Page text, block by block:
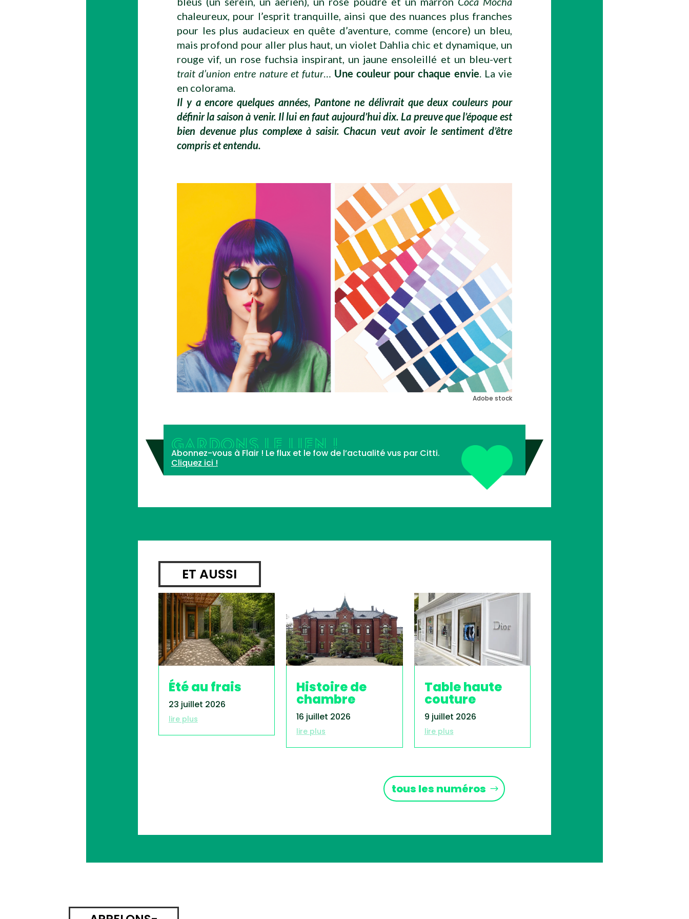
chaleureux, pour l’esprit tranquille, ainsi que des nuances plus franches
pour les plus audacieux en quête d’aventure, comme (encore) un bleu,
mais profond pour aller plus haut, un violet Dahlia chic et dynamique, un
rouge vif, un rose fuchsia inspirant, un jaune ensoleillé et un bleu-vert
trait d’union entre nature et futur… Une couleur pour chaque envie . La vie
en colorama.
Il y a encore quelques années, Pantone ne délivrait que deux couleurs pour
définir la saison à venir. Il lui en faut aujourd’hui dix. La preuve que l’époque est
bien devenue plus complexe à saisir. Chacun veut avoir le sentiment d’être
compris et entendu.
Adobe stock
GARDONS LE LIEN !
Abonnez-vous à Flair ! Le flux et le fow de l’actualité vus par Citti.
Cliquez ici !
ET AUSSI
Été au frais
23 juillet 2026
lire plus
Histoire de
chambre
16 juillet 2026
lire plus
Table haute
couture
9 juillet 2026
lire plus
tous les numéros